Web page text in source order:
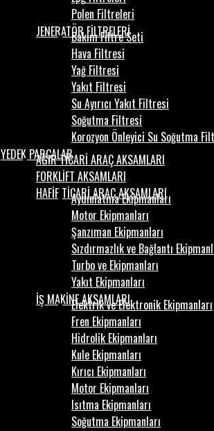
Polen Filtreleri
JENERATÖR FİLTRELERİ
Bakım Filtre Seti
Hava Filtresi
Yağ Filtresi
Yakıt Filtresi
Su Ayırıcı Yakıt Filtresi
Soğutma Filtresi
Korozyon Önleyici Su Soğutma
YEDEK PARÇALARAĞIR TİCARİ ARAÇ AKSAMLARI
FORKLİFT AKSAMLARI
HAFİF TİCARİ ARAÇ AKSAMLARI
Aydınlatma Ekipmanları
Motor Ekipmanları
Şanzıman Ekipmanları
Sızdırmazlık ve Bağlantı
Turbo ve Ekipmanları
Yakıt Ekipmanları
İŞ MAKİNE AKSAMLARI
Elektrik ve Elektronik Ekipmanları
Fren Ekipmanları
Hidrolik Ekipmanları
Kule Ekipmanları
Kırıcı Ekipmanları
Motor Ekipmanları
Isıtma Ekipmanları
Soğutma Ekipmanları